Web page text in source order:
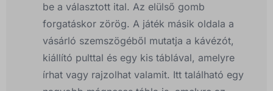
be a választott ital. Az elülső gomb
forgatáskor zörög. A játék másik oldala a
vásárló szemszögéből mutatja a kávézót,
kiállító pulttal és egy kis táblával, amelyre
írhat vagy rajzolhat valamit. Itt található egy